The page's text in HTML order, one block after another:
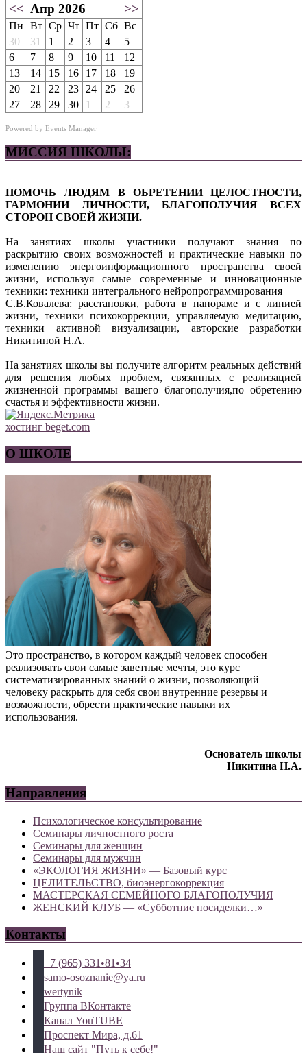
<< Апр 2026 >>
Пн Вт Ср Чт Пт Сб Вс
30
31 1 2 3 4
5
6
7 8 9 10 11
12
13
14 15 16 17 18
19
20
21 22 23 24 25
26
27
28 29 30 1 2 3
Powered by Events Manager
МИССИЯ ШКОЛЫ:
ПОМОЧЬ ЛЮДЯМ В ОБРЕТЕНИИ ЦЕЛОСТНОСТИ,
ГАРМОНИИ ЛИЧНОСТИ, БЛАГОПОЛУЧИЯ ВСЕХ
СТОРОН СВОЕЙ ЖИЗНИ.
На занятиях школы участники получают знания по
раскрытию своих возможностей и практические навыки по
изменению энергоинформационного пространства своей
жизни, используя самые современные и инновационные
техники: техники интегрального нейропрограммирования
С.В.Ковалева: расстановки, работа в панораме и с линией
жизни, техники психокоррекции, управляемую медитацию,
техники активной визуализации, авторские разработки
Никитиной Н.А.
На занятиях школы вы получите алгоритм реальных действий
для решения любых проблем, связанных с реализацией
жизненной программы вашего благополучия,по обретению
счастья и эффективности жизни.
хостинг beget.com
О ШКОЛЕ
Это пространство, в котором каждый человек способен
реализовать свои самые заветные мечты, это курс
систематизированных знаний о жизни, позволяющий
человеку раскрыть для себя свои внутренние резервы и
возможности, обрести практические навыки их
использования.
Основатель школы
Никитина Н.А.
Направления
Психологическое консультирование
Семинары личностного роста
Семинары для женщин
Семинары для мужчин
«ЭКОЛОГИЯ ЖИЗНИ» — Базовый курс
ЦЕЛИТЕЛЬСТВО, биоэнергокоррекция
МАСТЕРСКАЯ СЕМЕЙНОГО БЛАГОПОЛУЧИЯ
ЖЕНСКИЙ КЛУБ — «Субботние посиделки…»
Контакты
+7 (965) 331•81•34
samo-osoznanie@ya.ru
wertynik
Группа ВКонтакте
Канал YouTUBE
Проспект Мира, д.61
Наш сайт "Путь к себе!"